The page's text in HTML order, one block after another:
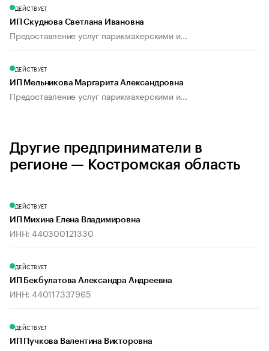
ДЕЙСТВУЕТ
ИП Скуднова Светлана Ивановна
Предоставление услуг парикмахерскими и...
ДЕЙСТВУЕТ
ИП Мельникова Маргарита Александровна
Предоставление услуг парикмахерскими и...
Другие предприниматели в
регионе — Костромская область
ДЕЙСТВУЕТ
ИП Михина Елена Владимировна
ИНН: 440300121330
ДЕЙСТВУЕТ
ИП Бекбулатова Александра Андреевна
ИНН: 440117337965
ДЕЙСТВУЕТ
ИП Пучкова Валентина Викторовна